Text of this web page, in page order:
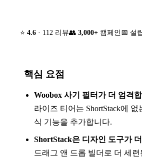
⭐ 4.6 · 112 리뷰👥 3,000+ 캠페인📅 설
핵심 요점
Woobox 사기 필터가 더 엄격
라이즈 티어는 ShortStack에 없
식 기능을 추가합니다.
ShortStack은 디자인 도구가
드래그 앤 드롭 빌더로 더 세